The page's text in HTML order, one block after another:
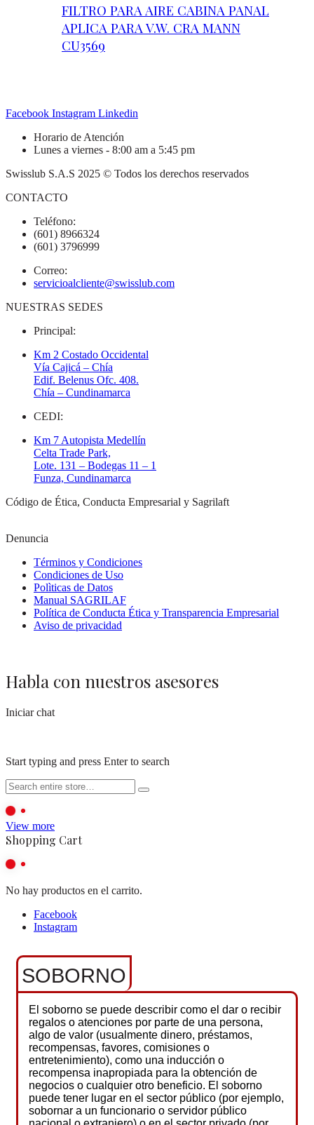
FILTRO PARA AIRE CABINA PANAL
APLICA PARA V.W. CRA MANN
CU3569
Facebook Instagram Linkedin
Horario de Atención
Lunes a viernes - 8:00 am a 5:45 pm
Swisslub S.A.S 2025 © Todos los derechos reservados
CONTACTO
Teléfono:
(601) 8966324
(601) 3796999
Correo:
servicioalcliente@swisslub.com
NUESTRAS SEDES
Principal:
Km 2 Costado Occidental
Vía Cajicá – Chía
Edif. Belenus Ofc. 408.
Chía – Cundinamarca
CEDI:
Km 7 Autopista Medellín
Celta Trade Park,
Lote. 131 – Bodegas 11 – 1
Funza, Cundinamarca
Código de Ética, Conducta Empresarial y Sagrilaft
Denuncia
Términos y Condiciones
Condiciones de Uso
Polìticas de Datos
Manual SAGRILAF
Política de Conducta Ética y Transparencia Empresarial
Aviso de privacidad
Habla con nuestros asesores
Iniciar chat
Start typing and press Enter to search
View more
Shopping Cart
No hay productos en el carrito.
Facebook
Instagram
SOBORNO
El soborno se puede describir como el dar o recibir
regalos o atenciones por parte de una persona,
algo de valor (usualmente dinero, préstamos,
recompensas, favores, comisiones o
entretenimiento), como una inducción o
recompensa inapropiada para la obtención de
negocios o cualquier otro beneficio. El soborno
puede tener lugar en el sector público (por ejemplo,
sobornar a un funcionario o servidor público